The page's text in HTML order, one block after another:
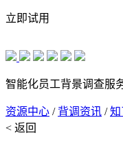
立即试用
智能化员工背景调查服
资源中心 / 背调资讯 /知
< 返回